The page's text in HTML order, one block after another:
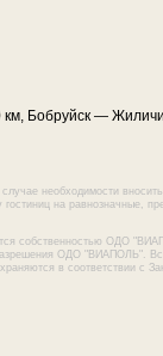
км, Боб­руйск —
необходимости
на равнозначные,
собственностью ОДО
ОДО "ВИАПОЛЬ".
в соответствии с